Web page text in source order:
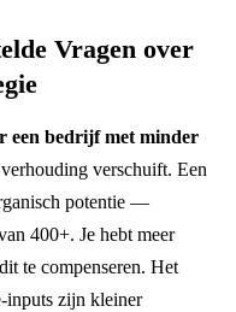
Vragen over
een bedrijf met minder
verschuift. Een
potentie —
400+. Je hebt meer
te compenseren. Het
inputs zijn kleiner